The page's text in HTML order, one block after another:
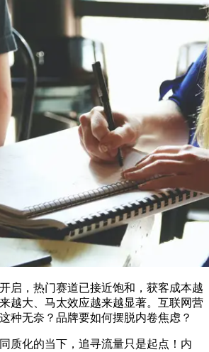
启，热门赛道已接近饱和，获客成本越
越大、马太效应越来越显著。互联网营
种无奈？品牌要如何摆脱内卷焦虑？
质化的当下，追寻流量只是起点！内